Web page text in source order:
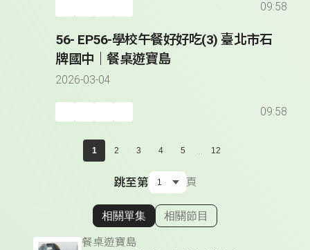
09:58
56- EP56-學校午餐好好吃(3) 臺北市石
牌國中｜餐桌遊寶島
2026-03-04
09:58
1 2 3 4 5 12
跳至第 頁
顯示相關單集
相關單集 相關節目
餐桌遊寶島